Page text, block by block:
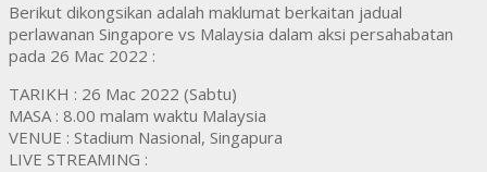
Berikut dikongsikan adalah maklumat berkaitan jadual
perlawanan Singapore vs Malaysia dalam aksi persahabatan
pada 26 Mac 2022 :
TARIKH : 26 Mac 2022 (Sabtu)
MASA : 8.00 malam waktu Malaysia
VENUE : Stadium Nasional, Singapura
LIVE STREAMING :